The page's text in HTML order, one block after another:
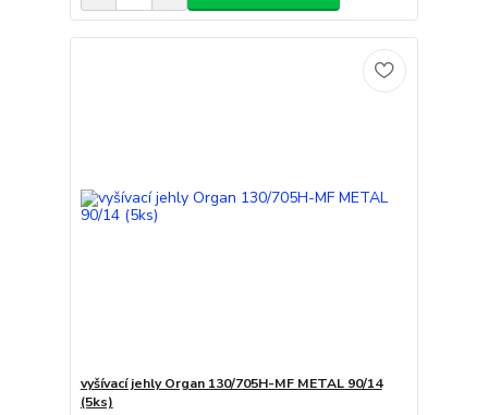
vyšívací jehly Organ 130/705H-MF METAL 90/14
(5ks)